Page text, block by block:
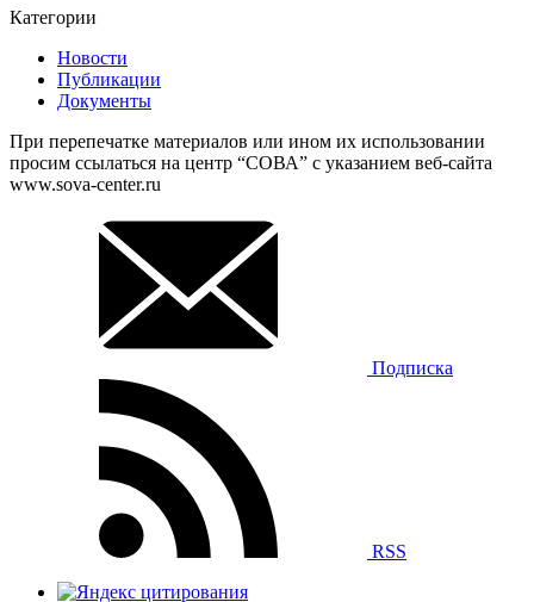
Категории
Новости
Публикации
Документы
При перепечатке материалов или ином их использовании
просим ссылаться на центр “СОВА” с указанием веб-сайта
www.sova-center.ru
Подписка
RSS